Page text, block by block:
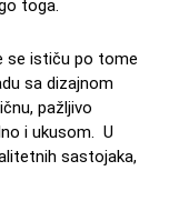
toga.
se ističu po tome
sa dizajnom
pažljivo
i ukusom. U
sastojaka,